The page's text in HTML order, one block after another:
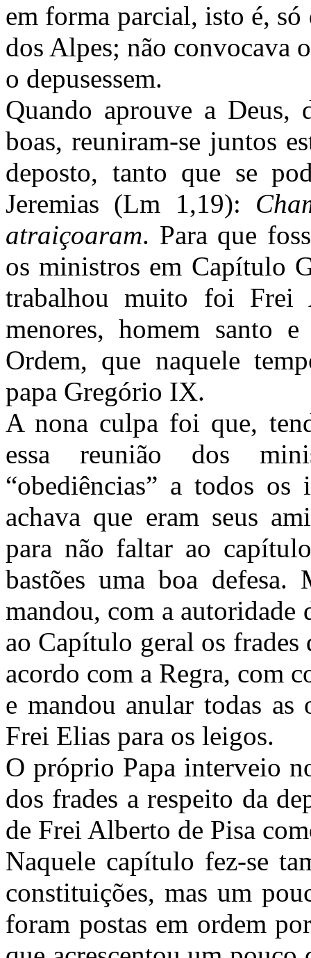
em forma parcial, isto é, só
dos Alpes; não convocava
o depusessem.
Quando aprouve a Deus,
boas, reuniram-se juntos
deposto, tanto que se
Jeremias (Lm 1,19):
atraiçoaram. Para que
os ministros em Capítulo
trabalhou muito foi Frei
menores, homem santo
Ordem, que naquele
papa Gregório IX.
A nona culpa foi que,
essa reunião dos
“obediências” a todos os
achava que eram seus
para não faltar ao
bastões uma boa
mandou, com a autoridade
ao Capítulo geral os
acordo com a Regra, com
e mandou anular todas as
Frei Elias para os leigos.
O próprio Papa interveio
dos frades a respeito da
de Frei Alberto de Pisa
Naquele capítulo fez-se
constituições, mas um
foram postas em ordem